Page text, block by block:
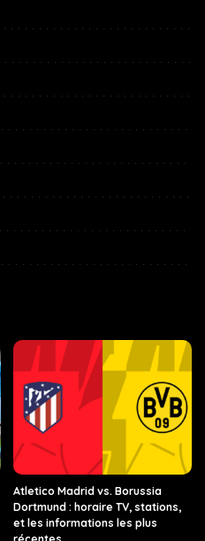
Atletico Madrid vs. Borussia
Dortmund : horaire TV, stations,
et les informations les plus